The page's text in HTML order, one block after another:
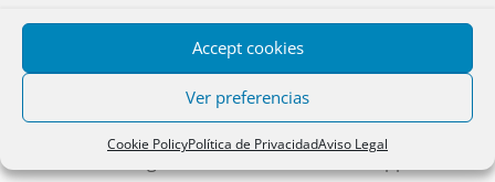
Accept cookies
Ver preferencias
Cookie PolicyPolítica de PrivacidadAviso Legal
Apuntes sobre el divorcio ante notario y
PDF